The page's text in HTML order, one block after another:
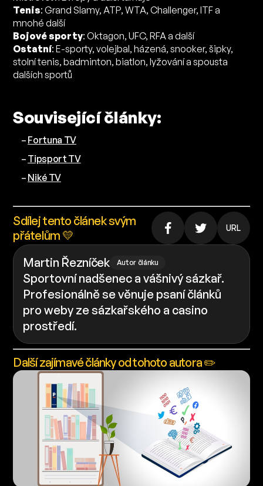
Tenis: Grand Slamy, ATP, WTA, Challenger, ITF a
mnohé další
Bojové sporty: Oktagon, UFC, RFA a další
Ostatní: E-sporty, volejbal, házená, snooker, šipky,
stolní tenis, badminton, biatlon, lyžování a spousta
dalších sportů
Související články:
– Fortuna TV
– Tipsport TV
– Niké TV
Sdílej tento článek svým
přátelům 💛
URL
Martin Řezníček Autor článku
Sportovní nadšenec a vášnivý sázkař.
Profesionálně se věnuje psaní článků
pro weby ze sázkařského a casino
prostředí.
Další zajímavé články od tohoto autora ✏️